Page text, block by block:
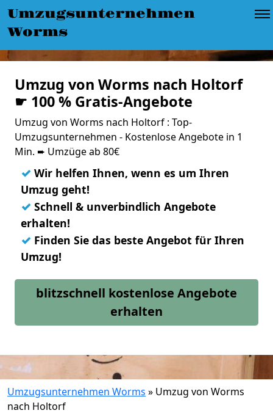
Umzugsunternehmen
Worms
Umzug von Worms nach Holtorf
☛ 100 % Gratis-Angebote
Umzug von Worms nach Holtorf : Top-
Umzugsunternehmen - Kostenlose Angebote in 1
Min. ➨ Umzüge ab 80€
✓ Wir helfen Ihnen, wenn es um Ihren
Umzug geht!
✓ Schnell & unverbindlich Angebote
erhalten!
✓ Finden Sie das beste Angebot für Ihren
Umzug!
blitzschnell kostenlose Angebote
erhalten
Umzugsunternehmen Worms » Umzug von Worms
nach Holtorf